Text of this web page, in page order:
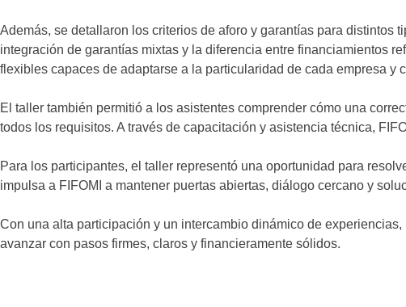
Además, se detallaron los criterios de aforo y garantías para
integración de garantías mixtas y la diferencia entre financiamientos
flexibles capaces de adaptarse a la particularidad de cada empresa y
El taller también permitió a los asistentes comprender cómo una
todos los requisitos. A través de capacitación y asistencia técnica,
Para los participantes, el taller representó una oportunidad para
impulsa a FIFOMI a mantener puertas abiertas, diálogo cercano y
Con una alta participación y un intercambio dinámico de
avanzar con pasos firmes, claros y financieramente sólidos.